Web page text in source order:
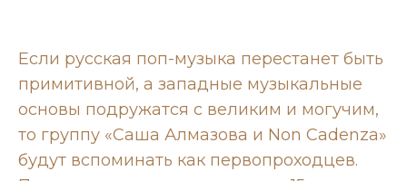
Если русская поп-музыка перестанет быть
примитивной, а западные музыкальные
основы подружатся с великим и могучим,
то группу «Саша Алмазова и Non Cadenza»
будут вспоминать как первопроходцев.